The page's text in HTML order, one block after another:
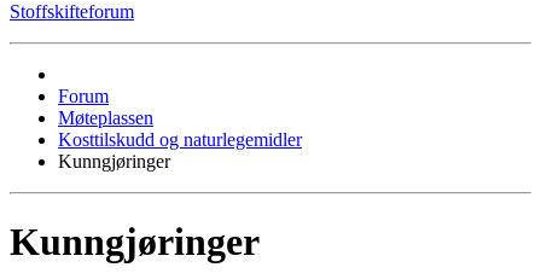
Stoffskifteforum
Forum
Møteplassen
Kosttilskudd og naturlegemidler
Kunngjøringer
Kunngjøringer